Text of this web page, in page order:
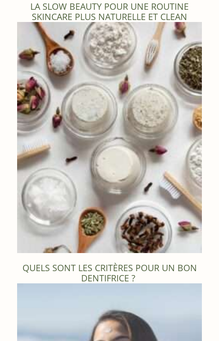
LA SLOW BEAUTY POUR UNE ROUTINE
SKINCARE PLUS NATURELLE ET CLEAN
QUELS SONT LES CRITÈRES POUR UN BON
DENTIFRICE ?